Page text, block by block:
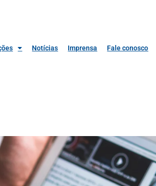
Notícias Imprensa Fale conosco